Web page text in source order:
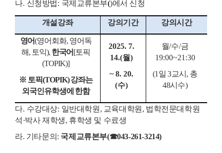
나. 신청방법: 국제교류본부()에서 신청
개설강좌 강의기간 강의시간
영어(영어회화, 영어독
해, 토익), 한국어[토픽
(TOPIK)]
※ 토픽(TOPIK)강좌는
외국인유학생에 한함
2025. 7.
14.(월)
~ 8. 20.
(수)
월/수/금
19:00~21:30
(1 일3교시 , 총
48시수)
다. 수강대상: 일반대학원 , 교육대학원 , 법학전문대학원
석·박사 재학생, 휴학생 및 수료생
라. 기타문의 : 국제교류본부(☎043-261-3214)